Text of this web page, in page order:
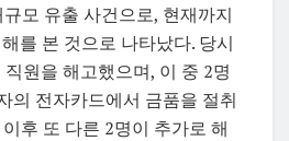
모 유출 사건으로, 현재까지
를 본 것으로 나타났다. 당시
원을 해고했으며, 이 중 2명
의 전자카드에서 금품을 절취
후 또 다른 2명이 추가로 해